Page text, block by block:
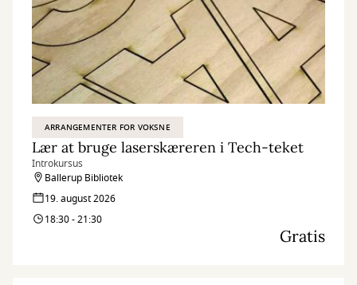
ARRANGEMENTER FOR VOKSNE
Lær at bruge laserskæreren i Tech-teket
Introkursus
Ballerup Bibliotek
19. august 2026
18:30 - 21:30
Gratis